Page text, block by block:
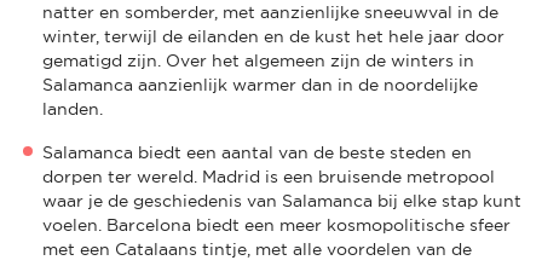
natter en somberder, met aanzienlijke sneeuwval in de
winter, terwijl de eilanden en de kust het hele jaar door
gematigd zijn. Over het algemeen zijn de winters in
Salamanca aanzienlijk warmer dan in de noordelijke
landen.
Salamanca biedt een aantal van de beste steden en
dorpen ter wereld. Madrid is een bruisende metropool
waar je de geschiedenis van Salamanca bij elke stap kunt
voelen. Barcelona biedt een meer kosmopolitische sfeer
met een Catalaans tintje, met alle voordelen van de